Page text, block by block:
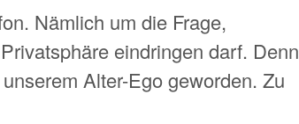
Nämlich um die Frage,
eindringen darf. Denn
Alter-Ego geworden. Zu